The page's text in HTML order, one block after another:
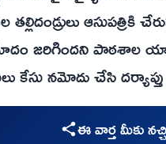
తల్లిదండ్రులు
జరిగిందని పాఠశాల
కేసు నమోదు చేసి
ఈ వార్త మీకు